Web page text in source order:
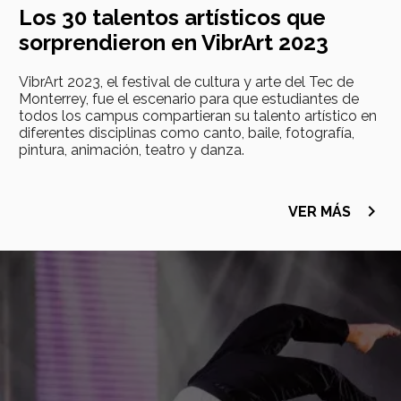
Los 30 talentos artísticos que
sorprendieron en VibrArt 2023
VibrArt 2023, el festival de cultura y arte del Tec de
Monterrey, fue el escenario para que estudiantes de
todos los campus compartieran su talento artístico en
diferentes disciplinas como canto, baile, fotografía,
pintura, animación, teatro y danza.
VER MÁS navigate_next